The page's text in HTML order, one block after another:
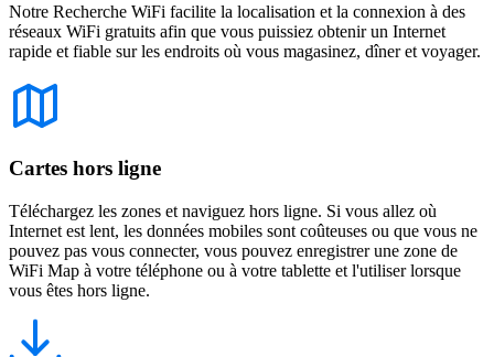
Notre Recherche WiFi facilite la localisation et la connexion à des
réseaux WiFi gratuits afin que vous puissiez obtenir un Internet
rapide et fiable sur les endroits où vous magasinez, dîner et voyager.
Cartes hors ligne
Téléchargez les zones et naviguez hors ligne. Si vous allez où
Internet est lent, les données mobiles sont coûteuses ou que vous ne
pouvez pas vous connecter, vous pouvez enregistrer une zone de
WiFi Map à votre téléphone ou à votre tablette et l'utiliser lorsque
vous êtes hors ligne.